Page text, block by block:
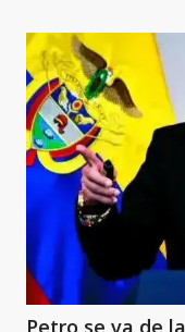
Petro se va de